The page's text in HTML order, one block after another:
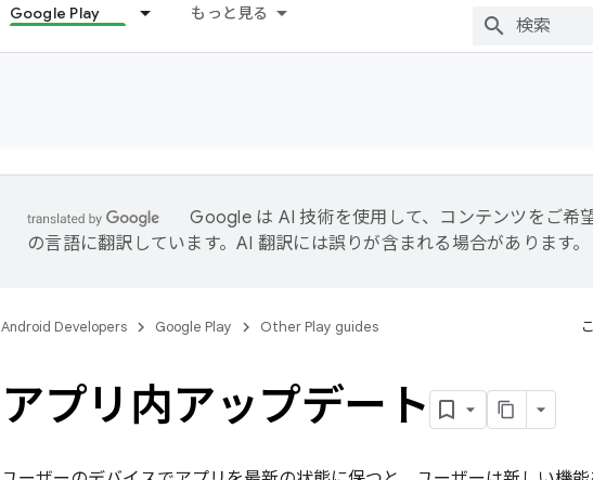
Google Play もっと見る
Google は AI 技術を使用して、コンテンツをご希
の言語に翻訳しています。AI 翻訳には誤りが含まれる場合があります。
Android Developers Google Play Other Play guides
アプリ内アップデート